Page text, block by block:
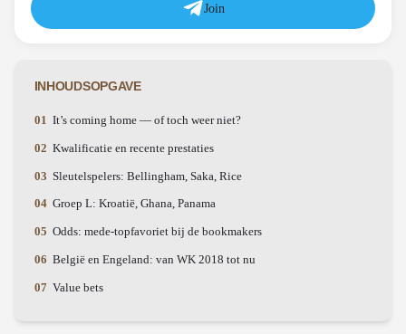
Join
INHOUDSOPGAVE
It’s coming home — of toch weer niet?
Kwalificatie en recente prestaties
Sleutelspelers: Bellingham, Saka, Rice
Groep L: Kroatië, Ghana, Panama
Odds: mede-topfavoriet bij de bookmakers
België en Engeland: van WK 2018 tot nu
Value bets